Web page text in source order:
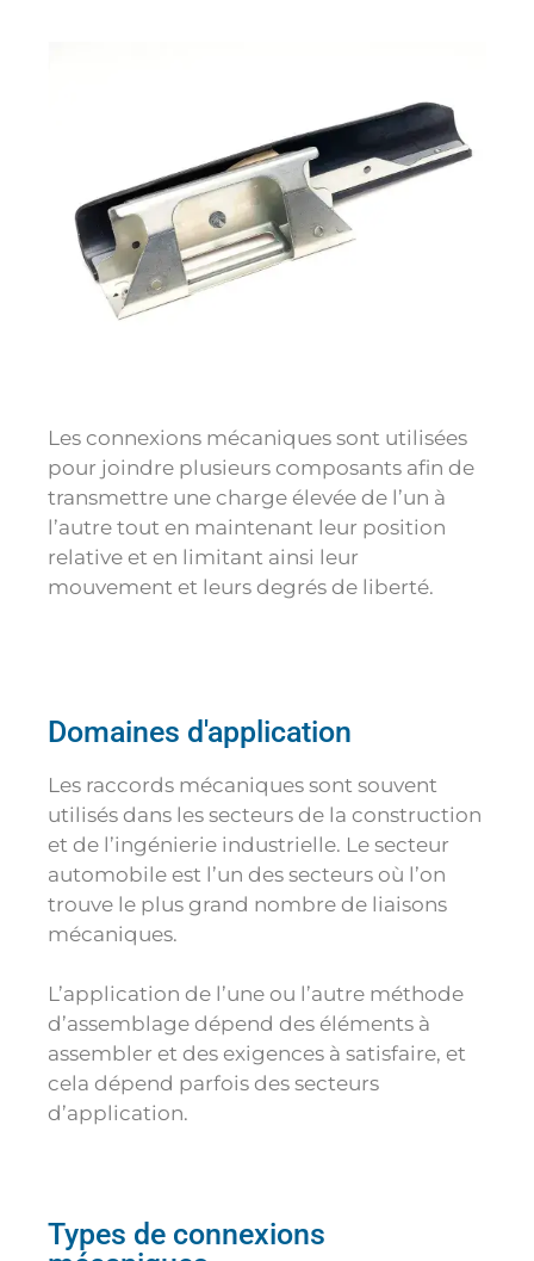
Les connexions mécaniques sont utilisées
pour joindre plusieurs composants afin de
transmettre une charge élevée de l’un à
l’autre tout en maintenant leur position
relative et en limitant ainsi leur
mouvement et leurs degrés de liberté.
Domaines d'application
Les raccords mécaniques sont souvent
utilisés dans les secteurs de la construction
et de l’ingénierie industrielle. Le secteur
automobile est l’un des secteurs où l’on
trouve le plus grand nombre de liaisons
mécaniques.
L’application de l’une ou l’autre méthode
d’assemblage dépend des éléments à
assembler et des exigences à satisfaire, et
cela dépend parfois des secteurs
d’application.
Types de connexions